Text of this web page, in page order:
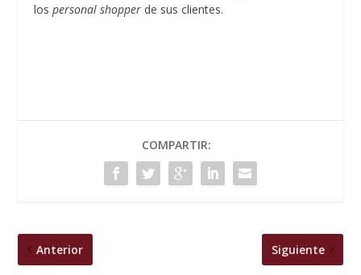
lospersonal shopper de sus clientes.
COMPARTIR:
Anterior Siguiente